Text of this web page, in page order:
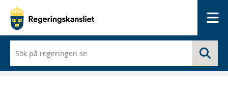
du
börjar
skriva